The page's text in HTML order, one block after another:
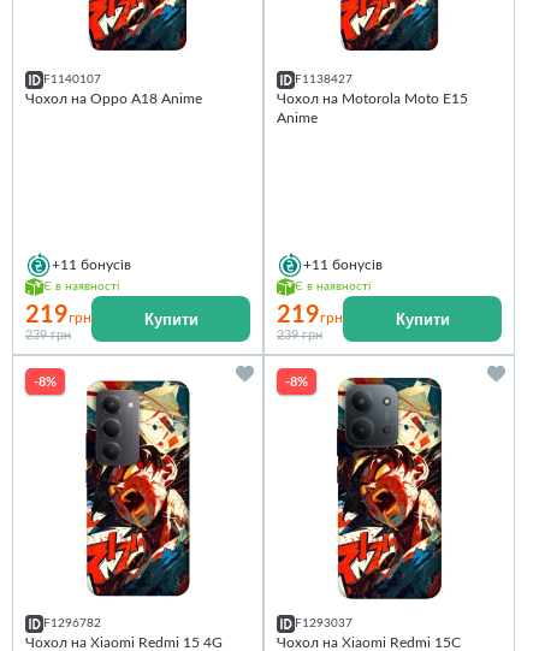
F1140107
Чохол на Oppo A18 Anime
+11 бонусів
Є в наявності
219грн
239 грн
Купити
F1138427
Чохол на Motorola Moto E15
Anime
+11 бонусів
Є в наявності
219грн
239 грн
Купити
-8%
F1296782
Чохол на Xiaomi Redmi 15 4G
-8%
F1293037
Чохол на Xiaomi Redmi 15C